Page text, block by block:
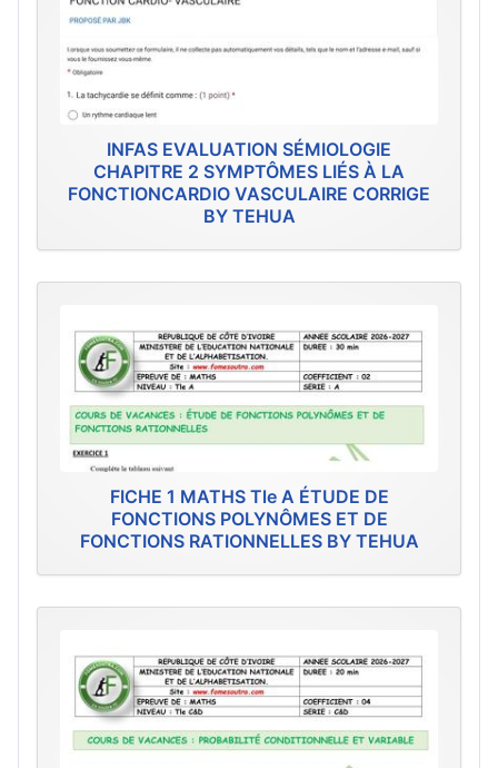
INFAS EVALUATION SÉMIOLOGIE
CHAPITRE 2 SYMPTÔMES LIÉS À LA
FONCTIONCARDIO VASCULAIRE CORRIGE
BY TEHUA
FICHE 1 MATHS Tle A ÉTUDE DE
FONCTIONS POLYNÔMES ET DE
FONCTIONS RATIONNELLES BY TEHUA